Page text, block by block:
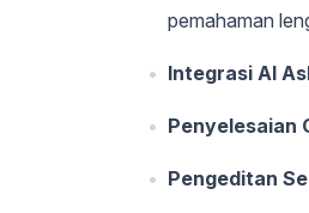
pemahaman
Integrasi AI
Penyelesaian
Pengeditan